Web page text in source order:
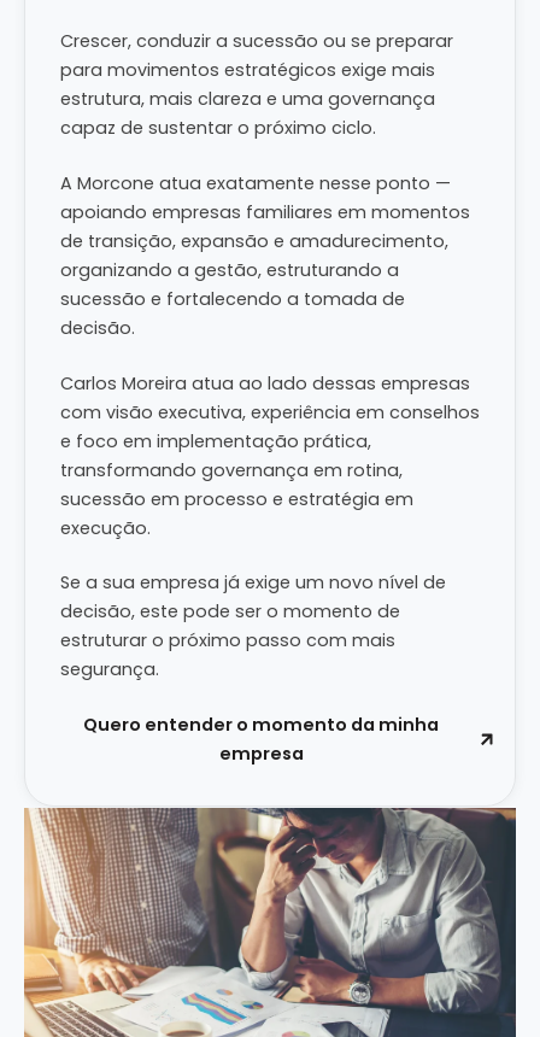
Crescer, conduzir a sucessão ou se preparar
para movimentos estratégicos exige mais
estrutura, mais clareza e uma governança
capaz de sustentar o próximo ciclo.
A Morcone atua exatamente nesse ponto —
apoiando empresas familiares em momentos
de transição, expansão e amadurecimento,
organizando a gestão, estruturando a
sucessão e fortalecendo a tomada de
decisão.
Carlos Moreira atua ao lado dessas empresas
com visão executiva, experiência em conselhos
e foco em implementação prática,
transformando governança em rotina,
sucessão em processo e estratégia em
execução.
Se a sua empresa já exige um novo nível de
decisão, este pode ser o momento de
estruturar o próximo passo com mais
segurança.
Quero entender o momento da minha
empresa